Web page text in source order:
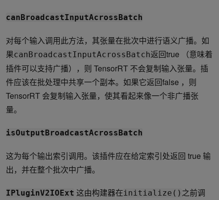
canBroadcastInputAcrossBatch
对每个输入调用此方法，其张量在批次中进行语义广播。如
果canBroadcastInputAcrossBatch返回true （意味着
插件可以支持广播），则 TensorRT 不会复制输入张量。插
件应该在批处理中共享一个副本。如果它返回false ，则
TensorRT 会复制输入张量，使其看起来像一个非广播张
量。
isOutputBroadcastAcrossBatch
这为每个输出索引调用。该插件应在给定索引处返回 true 输
出，并在整个批次中广播。
IPluginV2IOExt 这由构建器在initialize() 之前调